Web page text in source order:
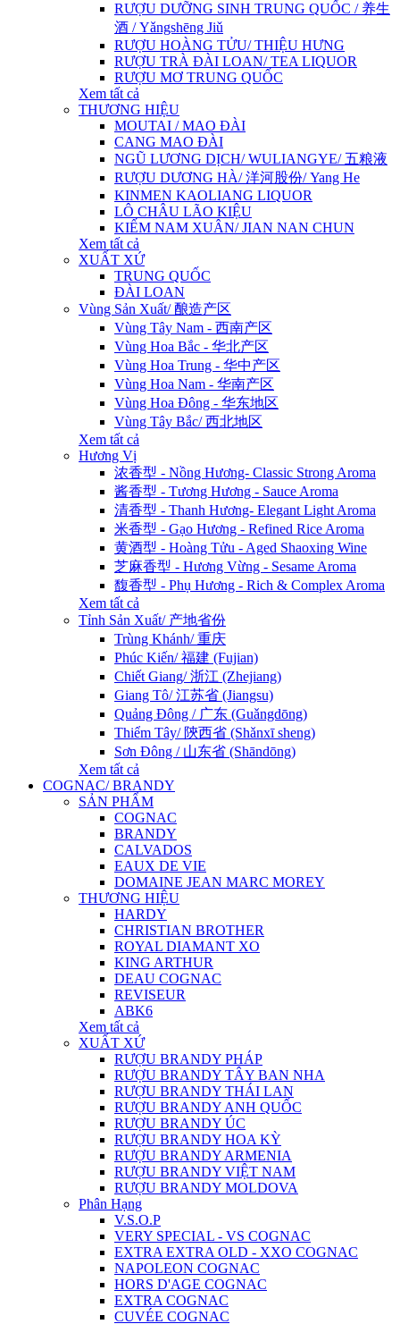
RƯỢU DƯỠNG SINH TRUNG QUỐC / 养生
酒 / Yǎngshēng Jiǔ
RƯỢU HOÀNG TỬU/ THIỆU HƯNG
RƯỢU TRÀ ĐÀI LOAN/ TEA LIQUOR
RƯỢU MƠ TRUNG QUỐC
Xem tất cả
THƯƠNG HIỆU
MOUTAI / MAO ĐÀI
CANG MAO ĐÀI
NGŨ LƯƠNG DỊCH/ WULIANGYE/ 五粮液
RƯỢU DƯƠNG HÀ/ 洋河股份/ Yang He
KINMEN KAOLIANG LIQUOR
LÔ CHÂU LÃO KIỆU
KIẾM NAM XUÂN/ JIAN NAN CHUN
Xem tất cả
XUẤT XỨ
TRUNG QUỐC
ĐÀI LOAN
Vùng Sản Xuất/ 酿造产区
Vùng Tây Nam - 西南产区
Vùng Hoa Bắc - 华北产区
Vùng Hoa Trung - 华中产区
Vùng Hoa Nam - 华南产区
Vùng Hoa Đông - 华东地区
Vùng Tây Bắc/ 西北地区
Xem tất cả
Hương Vị
浓香型 - Nồng Hương- Classic Strong Aroma
酱香型 - Tương Hương - Sauce Aroma
清香型 - Thanh Hương- Elegant Light Aroma
米香型 - Gạo Hương - Refined Rice Aroma
黄酒型 - Hoàng Tửu - Aged Shaoxing Wine
芝麻香型 - Hương Vừng - Sesame Aroma
馥香型 - Phụ Hương - Rich & Complex Aroma
Xem tất cả
Tỉnh Sản Xuất/ 产地省份
Trùng Khánh/ 重庆
Phúc Kiến/ 福建 (Fujian)
Chiết Giang/ 浙江 (Zhejiang)
Giang Tô/ 江苏省 (Jiangsu)
Quảng Đông / 广东 (Guǎngdōng)
Thiểm Tây/ 陝西省 (Shǎnxī sheng)
Sơn Đông / 山东省 (Shāndōng)
Xem tất cả
COGNAC/ BRANDY
SẢN PHẨM
COGNAC
BRANDY
CALVADOS
EAUX DE VIE
DOMAINE JEAN MARC MOREY
THƯƠNG HIỆU
HARDY
CHRISTIAN BROTHER
ROYAL DIAMANT XO
KING ARTHUR
DEAU COGNAC
REVISEUR
ABK6
Xem tất cả
XUẤT XỨ
RƯỢU BRANDY PHÁP
RƯỢU BRANDY TÂY BAN NHA
RƯỢU BRANDY THÁI LAN
RƯỢU BRANDY ANH QUỐC
RƯỢU BRANDY ÚC
RƯỢU BRANDY HOA KỲ
RƯỢU BRANDY ARMENIA
RƯỢU BRANDY VIỆT NAM
RƯỢU BRANDY MOLDOVA
Phân Hạng
V.S.O.P
VERY SPECIAL - VS COGNAC
EXTRA EXTRA OLD - XXO COGNAC
NAPOLEON COGNAC
HORS D'AGE COGNAC
EXTRA COGNAC
CUVÉE COGNAC